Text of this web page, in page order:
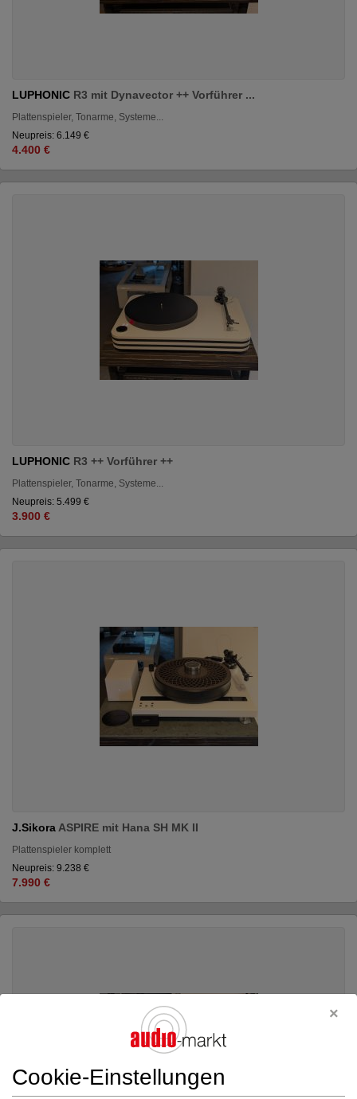
LUPHONIC R3 mit Dynavector ++ Vorführer ...
Plattenspieler, Tonarme, Systeme...
Neupreis: 6.149 €
4.400 €
LUPHONIC R3 ++ Vorführer ++
Plattenspieler, Tonarme, Systeme...
Neupreis: 5.499 €
3.900 €
J.Sikora ASPIRE mit Hana SH MK II
Plattenspieler komplett
Neupreis: 9.238 €
7.990 €
Cookie-Einstellungen